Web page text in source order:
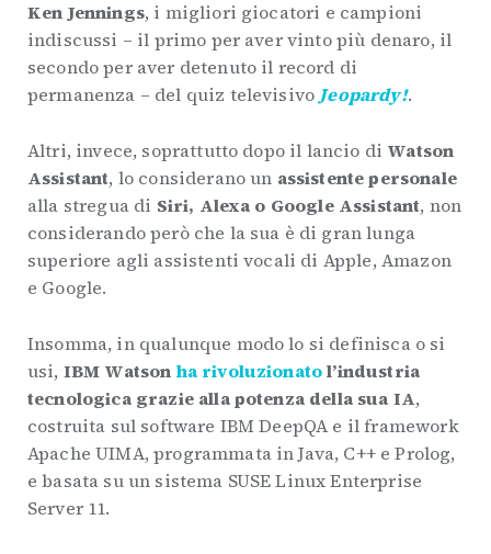
Ken Jennings, i migliori giocatori e campioni
indiscussi – il primo per aver vinto più denaro, il
secondo per aver detenuto il record di
permanenza – del quiz televisivo Jeopardy!.
Altri, invece, soprattutto dopo il lancio di Watson
Assistant, lo considerano un assistente personale
alla stregua di Siri, Alexa o Google Assistant, non
considerando però che la sua è di gran lunga
superiore agli assistenti vocali di Apple, Amazon
e Google.
Insomma, in qualunque modo lo si definisca o si
usi, IBM Watson ha rivoluzionatol’industria
tecnologica grazie alla potenza della sua IA,
costruita sul software IBM DeepQA e il framework
Apache UIMA, programmata in Java, C++ e Prolog,
e basata su un sistema SUSE Linux Enterprise
Server 11.